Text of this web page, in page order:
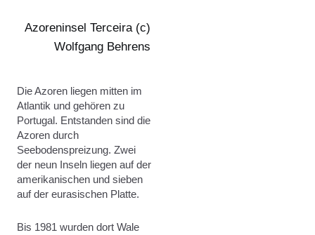
Azoreninsel Terceira (c)
Wolfgang Behrens
Die Azoren liegen mitten im
Atlantik und gehören zu
Portugal. Entstanden sind die
Azoren durch
Seebodenspreizung. Zwei
der neun Inseln liegen auf der
amerikanischen und sieben
auf der eurasischen Platte.
Bis 1981 wurden dort Wale